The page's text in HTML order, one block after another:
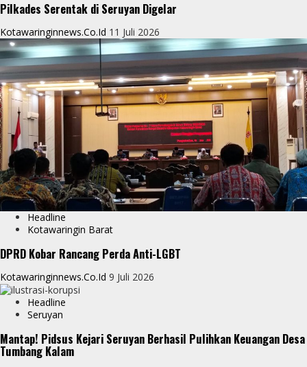
Pilkades Serentak di Seruyan Digelar
Kotawaringinnews.co.id 11 Juli 2026
Headline
Kotawaringin Barat
DPRD Kobar Rancang Perda Anti-LGBT
Kotawaringinnews.co.id 9 Juli 2026
Headline
Seruyan
Mantap! Pidsus Kejari Seruyan Berhasil Pulihkan Keuangan Desa
Tumbang Kalam